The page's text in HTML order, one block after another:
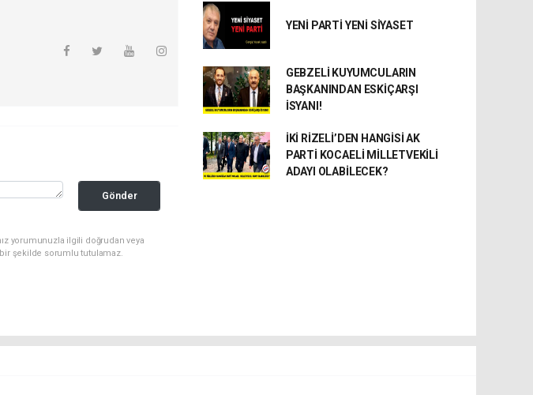
Gönder
yorumunuzla ilgili doğrudan veya
şekilde sorumlu tutulamaz.
YENİ PARTİ YENİ SİYASET
GEBZELİ KUYUMCULARIN
BAŞKANINDAN ESKİÇARŞI
İSYANI!
İKİ RİZELİ’DEN HANGİSİ AK
PARTİ KOCAELİ MİLLETVEKİLİ
ADAYI OLABİLECEK?